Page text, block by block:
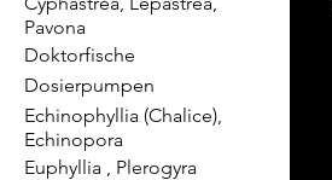
Pavona
Doktorfische
Dosierpumpen
Echinophyllia (Chalice),
Echinopora
Euphyllia , Plerogyra